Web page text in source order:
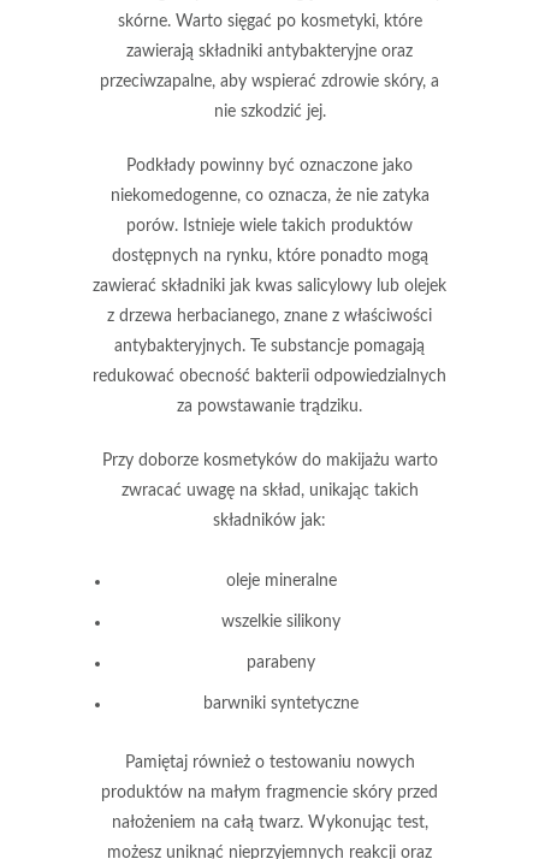
skórne. Warto sięgać po kosmetyki, które
zawierają składniki antybakteryjne oraz
przeciwzapalne, aby wspierać zdrowie skóry, a
nie szkodzić jej.
Podkłady powinny być oznaczone jako
niekomedogenne, co oznacza, że nie zatyka
porów. Istnieje wiele takich produktów
dostępnych na rynku, które ponadto mogą
zawierać składniki jak kwas salicylowy lub olejek
z drzewa herbacianego, znane z właściwości
antybakteryjnych. Te substancje pomagają
redukować obecność bakterii odpowiedzialnych
za powstawanie trądziku.
Przy doborze kosmetyków do makijażu warto
zwracać uwagę na skład, unikając takich
składników jak:
oleje mineralne
wszelkie silikony
parabeny
barwniki syntetyczne
Pamiętaj również o testowaniu nowych
produktów na małym fragmencie skóry przed
nałożeniem na całą twarz. Wykonując test,
możesz uniknąć nieprzyjemnych reakcji oraz